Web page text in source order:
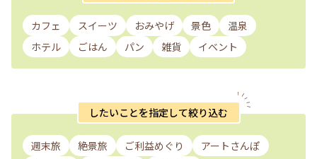
カフェ スイーツ おみやげ 景色
温泉
ホテル
ごはん パン 雑貨 イベント
したいことを指定して絞り込む
週末旅 絶景旅 ご利益めぐり
アートさんぽ